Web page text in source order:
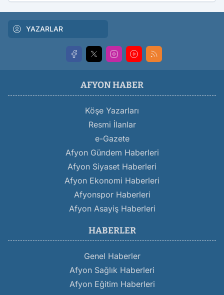
YAZARLAR
AFYON HABER
Köşe Yazarları
Resmi İlanlar
e-Gazete
Afyon Gündem Haberleri
Afyon Siyaset Haberleri
Afyon Ekonomi Haberleri
Afyonspor Haberleri
Afyon Asayiş Haberleri
HABERLER
Genel Haberler
Afyon Sağlık Haberleri
Afyon Eğitim Haberleri